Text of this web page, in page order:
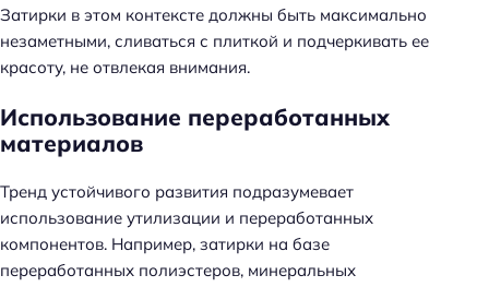
Затирки в этом контексте должны быть максимально
незаметными, сливаться с плиткой и подчеркивать ее
красоту, не отвлекая внимания.
Использование переработанных
материалов
Тренд устойчивого развития подразумевает
использование утилизации и переработанных
компонентов. Например, затирки на базе
переработанных полиэстеров, минеральных